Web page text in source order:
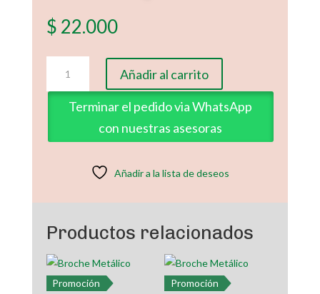
$ 22.000
Metálico
Moño
Pequeño
Añadir al carrito
Terminar el pedido via WhatsApp
con nuestras asesoras
Añadir a la lista de deseos
Productos relacionados
Promoción Promoción